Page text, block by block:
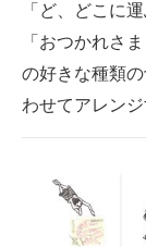
エネルギーの
ちょっと気に
「ど、どこに
「おつかれさ
の好きな種類
わせてアレン